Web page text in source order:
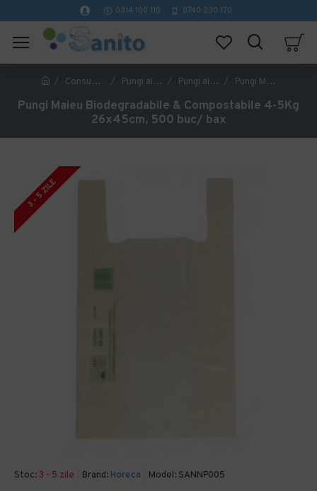
0314 100 110 0740 230 170
Consumabile Catering Pungi alimentare Pungi alimentare biodegradabile Pungi Maieu Biodegradabile & Compostabile 4-5Kg 26x45cm, 500 buc/ bax
Pungi Maieu Biodegradabile & Compostabile 4-5Kg
26x45cm, 500 buc/ bax
3 - 5 ZILE
Stoc: 3 - 5 zile Brand: Horeca Model: SANNP005